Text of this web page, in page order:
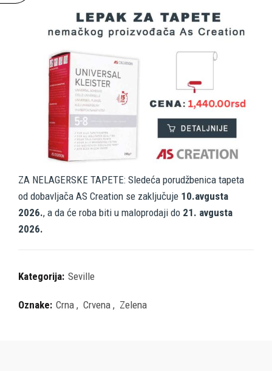
ZA NELAGERSKE TAPETE: Sledeća porudžbenica tapeta
od dobavljača AS Creation se zaključuje 10.avgusta
2026., a da će roba biti u maloprodaji do 21. avgusta
2026.
Kategorija: Seville
Oznake: Crna , Crvena , Zelena